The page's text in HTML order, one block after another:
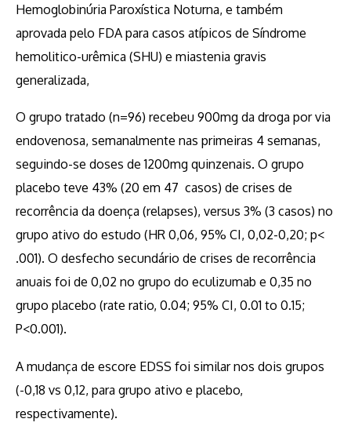
Hemoglobinúria Paroxística Noturna, e também
aprovada pelo FDA para casos atípicos de Síndrome
hemolitico-urêmica (SHU) e miastenia gravis
generalizada,
O grupo tratado (n=96) recebeu 900mg da droga por via
endovenosa, semanalmente nas primeiras 4 semanas,
seguindo-se doses de 1200mg quinzenais. O grupo
placebo teve 43% (20 em 47 casos) de crises de
recorrência da doença (relapses), versus 3% (3 casos) no
grupo ativo do estudo (HR 0,06, 95% CI, 0,02-0,20; p<
.001). O desfecho secundário de crises de recorrência
anuais foi de 0,02 no grupo do eculizumab e 0,35 no
grupo placebo (rate ratio, 0.04; 95% CI, 0.01 to 0.15;
P<0.001).
A mudança de escore EDSS foi similar nos dois grupos
(-0,18 vs 0,12, para grupo ativo e placebo,
respectivamente).